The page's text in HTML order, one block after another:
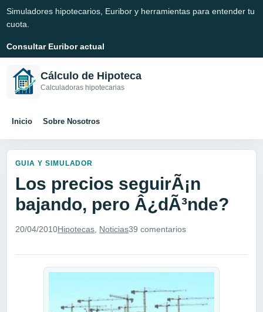
Simuladores hipotecarios, Euribor y herramientas para entender tu
cuota.
Consultar Euribor actual
Cálculo de Hipoteca
Calculadoras hipotecarias
Inicio Sobre Nosotros
GUIA Y SIMULADOR
Los precios seguirÃ¡n
bajando, pero Â¿dÃ³nde?
20/04/2010Hipotecas Noticias39 comentarios